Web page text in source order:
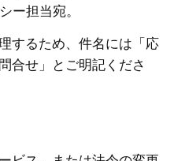
ー担当宛。
するため、件名には「応
合せ」とご明記くださ